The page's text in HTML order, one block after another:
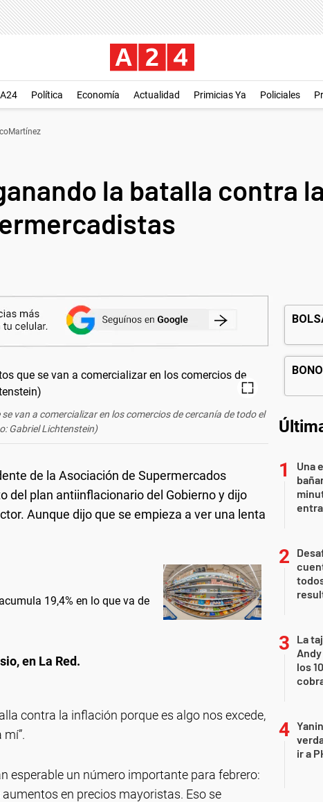
Política Economía Actualidad Primicias Ya Policiales
la batalla contra
van a comercializar en los comercios de cercanía de todo el
Gabriel Lichtenstein)
de la Asociación de Supermercados
del plan antiinflacionario del Gobierno y dijo
Aunque dijo que se empieza a ver una lenta
19,4% en lo que va de
en La Red.
contra la inflación porque es algo nos excede,
esperable un número importante para febrero:
en precios mayoristas. Eso se
Una
La
los
ir a